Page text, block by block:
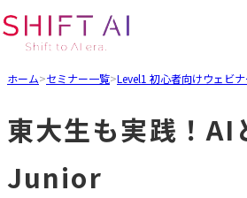
ホーム>セミナー一覧>Level1 初心者向けウェビナ
東大生も実践！
Junior